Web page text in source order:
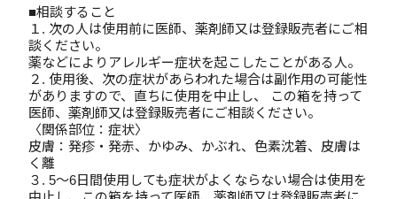
■相談すること
１. 次の人は使用前に医師、薬剤師又は登録販売者にご相
談ください。
薬などによりアレルギー症状を起こしたことがある人。
２. 使用後、次の症状があらわれた場合は副作用の可能性
がありますので、直ちに使用を中止し、 この箱を持って
医師、薬剤師又は登録販売者にご相談ください。
〈関係部位：症状〉
皮膚：発疹・発赤、かゆみ、かぶれ、色素沈着、皮膚は
く離
３. 5～6日間使用しても症状がよくならない場合は使用を